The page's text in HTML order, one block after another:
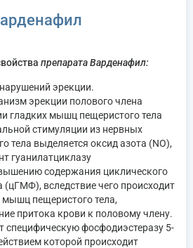
препарата Варденафил:
эрекции.
эрекции полового члена
гладких мышц пещеристого тела
стимуляции из нервных
тела выделяется оксид азота (NO),
гуанилатциклазу
содержания циклического
вследствие чего происходит
мышц пещеристого тела,
притока крови к половому члену.
специфическую фосфодиэстеразу 5-
которой происходит